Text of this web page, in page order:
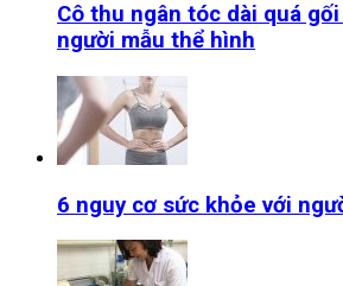
Cô thu ngân tóc dài quá
người mẫu thể hình
6 nguy cơ sức khỏe với